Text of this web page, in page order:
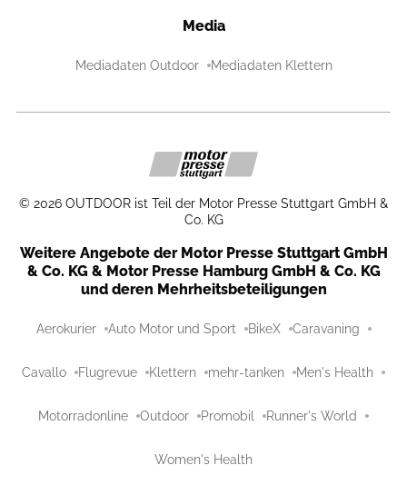
Media
Mediadaten Outdoor Mediadaten Klettern
© 2026 OUTDOOR ist Teil der Motor Presse Stuttgart GmbH &
Co. KG
Weitere Angebote der Motor Presse Stuttgart GmbH
& Co. KG & Motor Presse Hamburg GmbH & Co. KG
und deren Mehrheitsbeteiligungen
Aerokurier Auto Motor und Sport BikeX Caravaning
Cavallo Flugrevue Klettern mehr-tanken Men's Health
Motorradonline Outdoor Promobil Runner's World
Women's Health